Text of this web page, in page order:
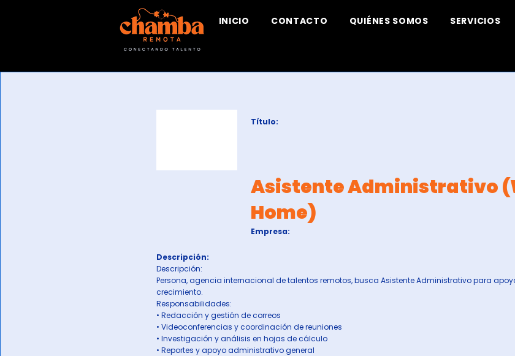
INICIO CONTACTO QUIÉNES SOMOS SERVICIOS
Título:
Asistente Administrativo
Home)
Empresa:
Descripción:
Descripción:
Persona, agencia internacional de talentos remotos, busca Asistente Administrativo para
crecimiento.
Responsabilidades:
• Redacción y gestión de correos
• Videoconferencias y coordinación de reuniones
• Investigación y análisis en hojas de cálculo
• Reportes y apoyo administrativo general